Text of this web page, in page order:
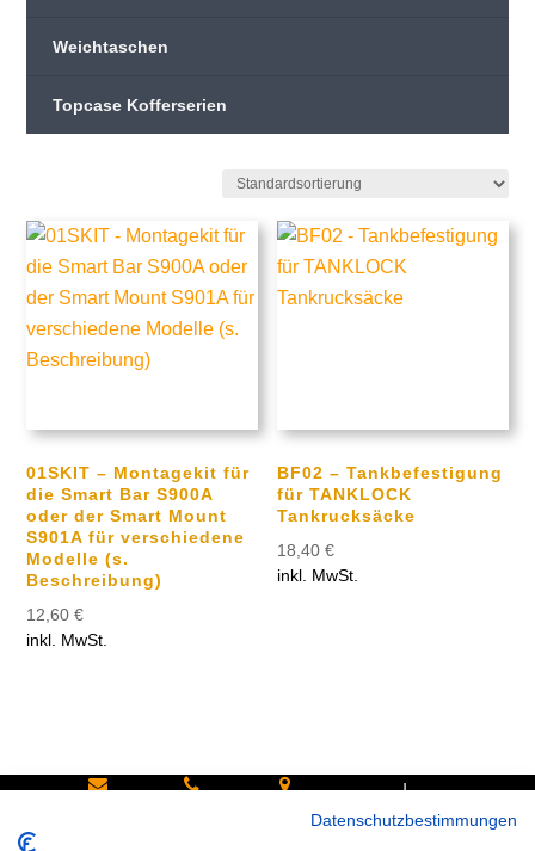
Weichtaschen
Topcase Kofferserien
01SKIT – Montagekit für
die Smart Bar S900A
oder der Smart Mount
S901A für verschiedene
Modelle (s.
Beschreibung)
12,60€
inkl. MwSt.
BF02 – Tankbefestigung
für TANKLOCK
Tankrucksäcke
18,40€
inkl. MwSt.
|
Datenschutzbestimmungen